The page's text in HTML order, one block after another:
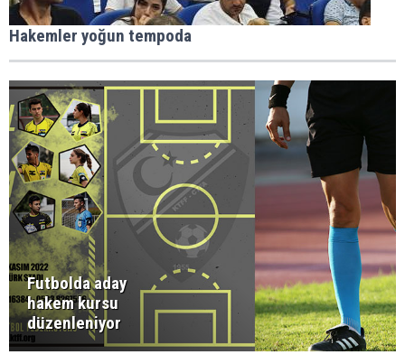
Hakemler yoğun tempoda
Futbolda aday
hakem kursu
düzenleniyor